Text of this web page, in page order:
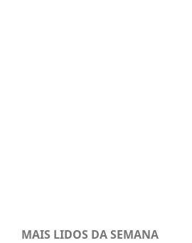
MAIS LIDOS DA SEMANA